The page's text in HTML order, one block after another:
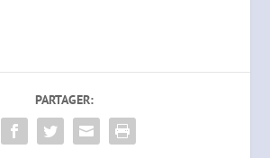
PARTAGER: